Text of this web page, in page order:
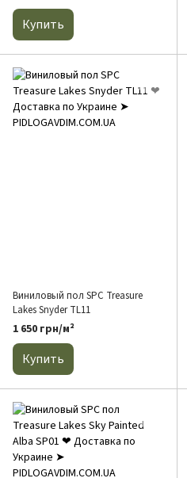
Купить
Виниловый пол SPC Treasure
Lakes Snyder TL11
1 650 грн/м²
Купить